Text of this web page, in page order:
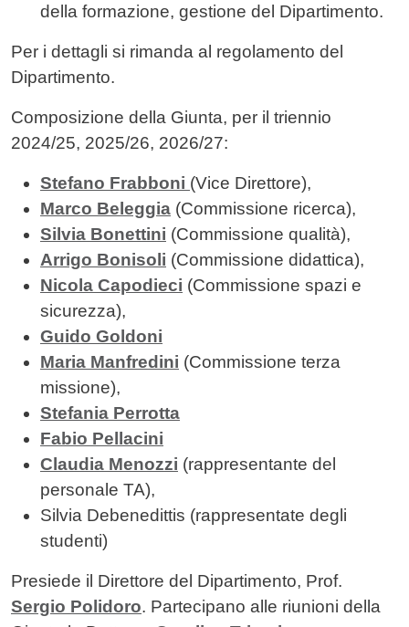
della formazione, gestione del Dipartimento.
Per i dettagli si rimanda al regolamento del
Dipartimento.
Composizione della Giunta, per il triennio
2024/25, 2025/26, 2026/27:
Stefano Frabboni (Vice Direttore),
Marco Beleggia (Commissione ricerca),
Silvia Bonettini (Commissione qualità),
Arrigo Bonisoli (Commissione didattica),
Nicola Capodieci (Commissione spazi e
sicurezza),
Guido Goldoni
Maria Manfredini (Commissione terza
missione),
Stefania Perrotta
Fabio Pellacini
Claudia Menozzi (rappresentante del
personale TA),
Silvia Debenedittis (rappresentate degli
studenti)
Presiede il Direttore del Dipartimento, Prof.
Sergio Polidoro. Partecipano alle riunioni della